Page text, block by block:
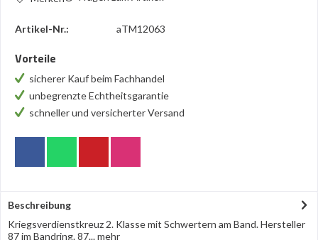
Artikel-Nr.: aTM12063
Vorteile
sicherer Kauf beim Fachhandel
unbegrenzte Echtheitsgarantie
schneller und versicherter Versand
Beschreibung
Kriegsverdienstkreuz 2. Klasse mit Schwertern am Band. Hersteller
87 im Bandring. 87...mehr